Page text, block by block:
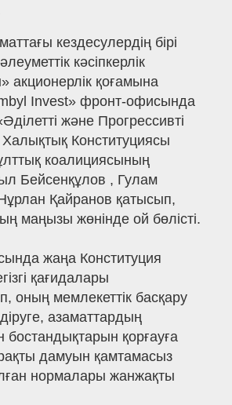
кездесулердің бірі
кәсіпкерлік
акционерлік қоғамына
Invest» фронт-офисында
және Прогрессивті
Конституциясы
коалициясының
Бейсенқұлов , Гулам
Қайранов қатысып,
маңызы жөнінде ой бөлісті.
жаңа Конституция
қағидалары
оның мемлекеттік басқару
азаматтардың
бостандықтарын қорғауға
дамуын қамтамасыз
нормалары жанжақты